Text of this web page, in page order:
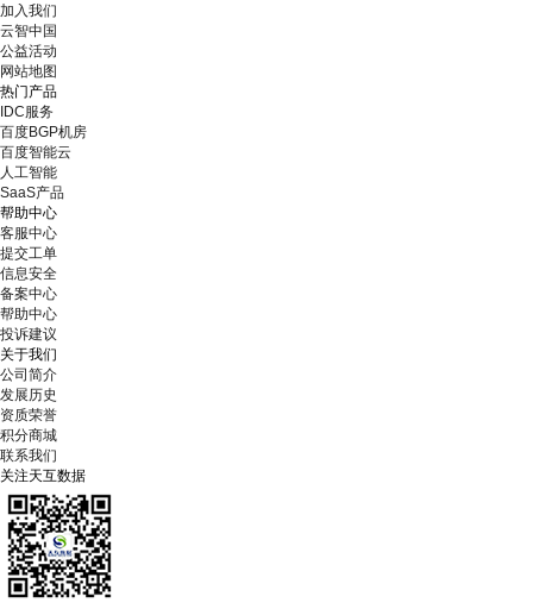
加入我们
云智中国
公益活动
网站地图
热门产品
IDC服务
百度BGP机房
百度智能云
人工智能
SaaS产品
帮助中心
客服中心
提交工单
信息安全
备案中心
帮助中心
投诉建议
关于我们
公司简介
发展历史
资质荣誉
积分商城
联系我们
关注天互数据